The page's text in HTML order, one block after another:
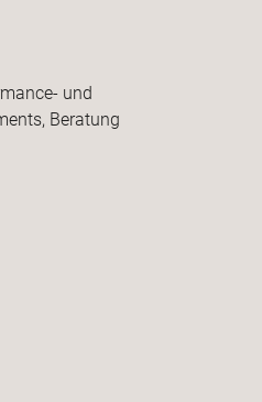
und
Beratung